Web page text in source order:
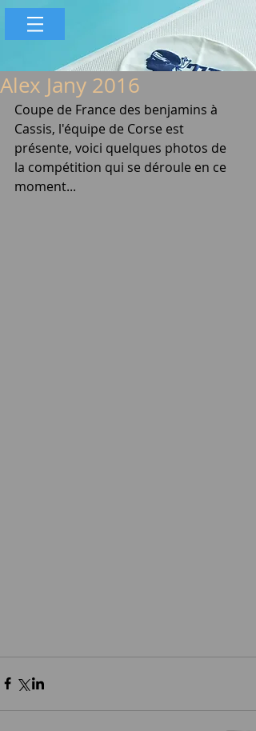
Alex Jany 2016
Coupe de France des benjamins à
Cassis, l'équipe de Corse est
présente, voici quelques photos de
la compétition qui se déroule en ce
moment...